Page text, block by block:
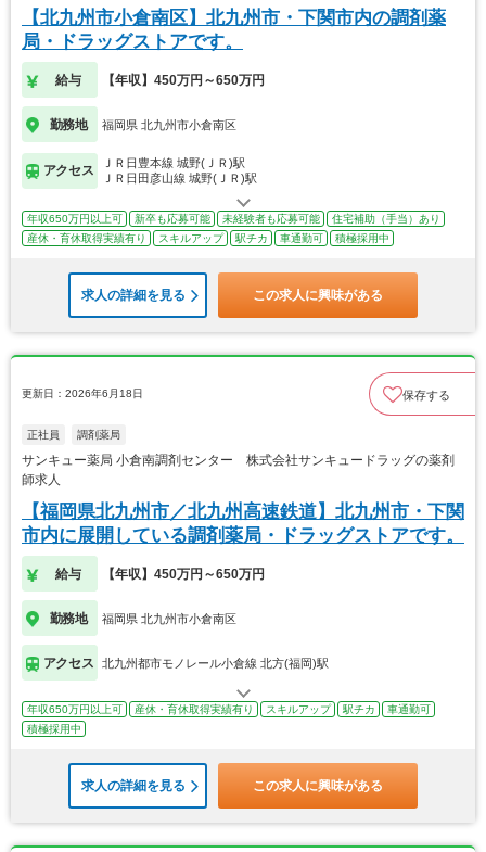
【北九州市小倉南区】北九州市・下関市内の調剤薬
局・ドラッグストアです。
給与 【年収】450万円～650万円
勤務地 福岡県 北九州市小倉南区
アクセス
ＪＲ日豊本線 城野(ＪＲ)駅
ＪＲ日田彦山線 城野(ＪＲ)駅
年収650万円以上可 新卒も応募可能 未経験者も応募可能
住宅補助（手当）あり
産休・育休取得実績有り
スキルアップ 駅チカ 車通勤可 積極採用中
求人の詳細を見る この求人に興味がある
更新日：2026年6月18日 保存する
正社員 調剤薬局
サンキュー薬局 小倉南調剤センター 株式会社サンキュードラッグの薬剤
師求人
【福岡県北九州市／北九州高速鉄道】北九州市・下関
市内に展開している調剤薬局・ドラッグストアです。
給与 【年収】450万円～650万円
勤務地 福岡県 北九州市小倉南区
アクセス 北九州都市モノレール小倉線 北方(福岡)駅
年収650万円以上可 産休・育休取得実績有り スキルアップ 駅チカ
車通勤可
積極採用中
求人の詳細を見る この求人に興味がある